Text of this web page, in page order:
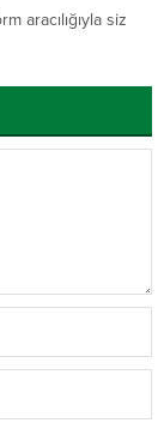
aracılığıyla siz